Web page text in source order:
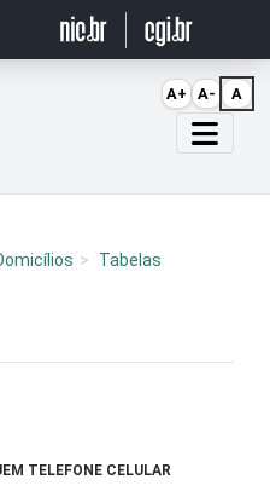
Tabelas
TELEFONE CELULAR
A+ A- A